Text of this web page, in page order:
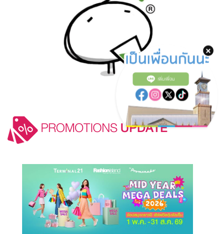
เพิ่มเพื่อน
PROMOTIONSUPDATE